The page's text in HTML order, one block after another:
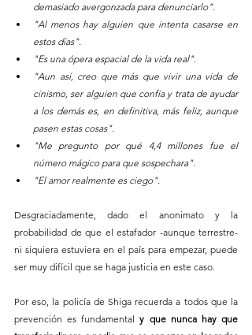
demasiado avergonzada para denunciarlo".
"Al menos hay alguien que intenta casarse en
estos días".
"Es una ópera espacial de la vida real".
"Aun así, creo que más que vivir una vida de
cinismo, ser alguien que confía y trata de ayudar
a los demás es, en definitiva, más feliz, aunque
pasen estas cosas".
"Me pregunto por qué 4,4 millones fue el
número mágico para que sospechara".
"El amor realmente es ciego".
Desgraciadamente, dado el anonimato y la
probabilidad de que el estafador -aunque terrestre-
ni siquiera estuviera en el país para empezar, puede
ser muy difícil que se haga justicia en este caso.
Por eso, la policía de Shiga recuerda a todos que la
prevención es fundamental y que nunca hay que